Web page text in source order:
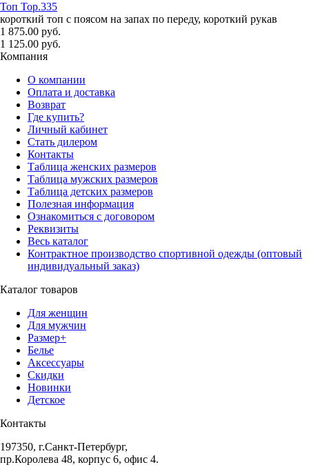
Топ Top.335
короткий топ с поясом на запах по переду, короткий рукав
1 875.00 руб.
1 125.00 руб.
Компания
О компании
Оплата и доставка
Возврат
Где купить?
Личный кабинет
Стать дилером
Контакты
Таблица женских размеров
Таблица мужских размеров
Таблица детских размеров
Полезная информация
Ознакомиться с договором
Реквизиты
Весь каталог
Контрактное производство спортивной одежды (оптовый
индивидуальный заказ)
Каталог товаров
Для женщин
Для мужчин
Размер+
Белье
Аксессуары
Скидки
Новинки
Детское
Контакты
197350, г.Санкт-Петербург,
пр.Королева 48, корпус 6, офис 4.